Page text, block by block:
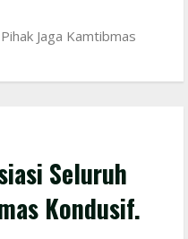
Jaga Kamtibmas
Seluruh
Kondusif.